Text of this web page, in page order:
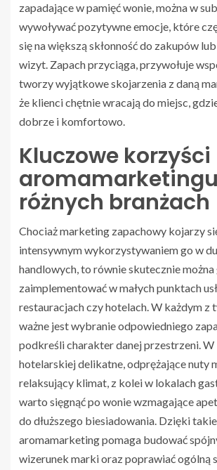
zapadające w pamięć wonie, można w
wywoływać pozytywne emocje, które
się na większą skłonność do zakupów
wizyt. Zapach przyciąga, przywołuje
tworzy wyjątkowe skojarzenia z daną
że klienci chętnie wracają do miejsc,
dobrze i komfortowo.
Kluczowe korzyści
różnych branżach
Chociaż marketing zapachowy kojarzy
intensywnym wykorzystywaniem go w
handlowych, to równie skutecznie można
zaimplementować w małych punktach
restauracjach czy hotelach. W każdym z
ważne jest wybranie odpowiedniego
podkreśli charakter danej przestrzeni. W
hotelarskiej delikatne, odprężające nuty
relaksujący klimat, z kolei w lokalach
warto sięgnąć po wonie wzmagające
do dłuższego biesiadowania. Dzięki
aromamarketing pomaga budować
wizerunek marki oraz poprawiać ogólną